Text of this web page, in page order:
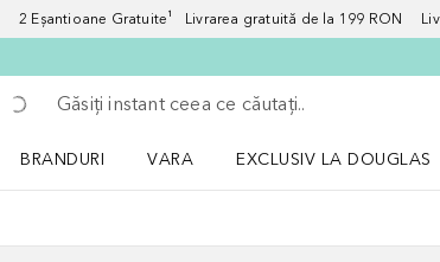
2 Eșantioane Gratuite¹ Livrarea gratuită de la 199 RON
Înapoi
Executați căutarea
BRANDURI
VARA
EXCLUSIV LA DOUGLAS